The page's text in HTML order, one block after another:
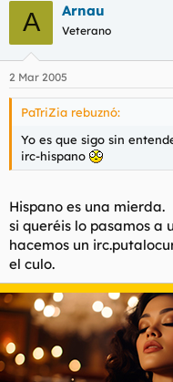
A Arnau
Veterano
2 Mar 2005
PaTriZia rebuznó:
Yo es que sigo sin
irc-hispano
Hispano es una mierda.
si queréis lo pasamos a
hacemos un
el culo.